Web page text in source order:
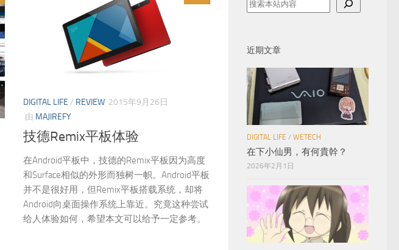
DIGITAL LIFE / REVIEW 2015年9月26日
由 MAJIREFY
技德Remix平板体验
在Android平板中，技德的Remix平板因为高度
和Surface相似的外形而独树一帜。Android平板
并不是很好用，但Remix平板搭载系统，却将
Android向桌面操作系统上靠近。究竟这种尝试
给人体验如何，希望本文可以给予一定参考。
近期文章
DIGITAL LIFE / WETECH
在下小仙男，有何貴幹？
2026年2月1日